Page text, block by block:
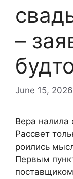
–
June 15, 2026
Вера налила
Рассвет
роились
Первым